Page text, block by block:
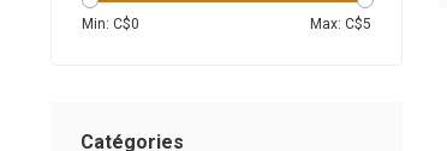
Min: C$0 Max: C$5
Catégories